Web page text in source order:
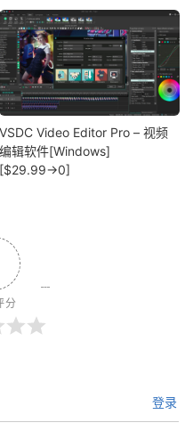
VSDC Video Editor Pro – 视频
编辑软件[Windows]
[$29.99→0]
分
登录